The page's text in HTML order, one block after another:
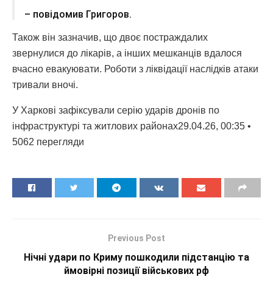
– повідомив Григоров.
Також він зазначив, що двоє постраждалих
звернулися до лікарів, а інших мешканців вдалося
вчасно евакуювати. Роботи з ліквідації наслідків атаки
тривали вночі.
У Харкові зафіксували серію ударів дронів по
інфраструктурі та житлових районах29.04.26, 00:35 •
5062 перегляди
Previous Post
Нічні удари по Криму пошкодили підстанцію та
ймовірні позиції військових рф